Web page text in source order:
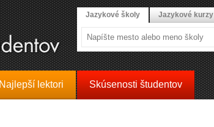
Najlepší lektori Skúsenosti študentov
Jazykové školy Jazykové kurzy